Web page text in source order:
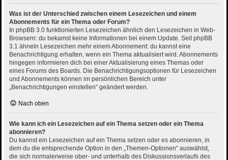
Was ist der Unterschied zwischen einem Lesezeichen und einem
Abonnements für ein Thema oder Forum?
In phpBB 3.0 funktionierten Lesezeichen ähnlich den Lesezeichen in Web-
Browsern: du bekamst keine Informationen bei einem Update. Seit phpBB
3.1 ähneln Lesezeichen mehr einem Abonnement: du kannst eine
Benachrichtigung erhalten, wenn ein Thema aktualisiert wird. Abonnements
hingegen informieren dich bei einer Aktualisierung eines Themas oder
eines Forums des Boards. Die Benachrichtigungsoptionen für Lesezeichen
und Abonnements können im persönlichen Bereich unter
„Benachrichtigungen einstellen“ geändert werden.
Nach oben
Wie kann ich ein Lesezeichen auf ein Thema setzen oder ein Thema
abonnieren?
Du kannst ein Lesezeichen auf ein Thema setzen oder es abonnieren, in
dem du die entsprechende Option in den „Themen-Optionen“ auswählst,
die sich normalerweise ober- und unterhalb des Diskussionsverlaufs des